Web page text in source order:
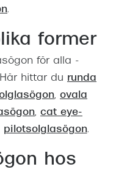
.
former
för alla -
hittar du runda
, ovala
, cat eye-
pilotsolglasögon.
hos